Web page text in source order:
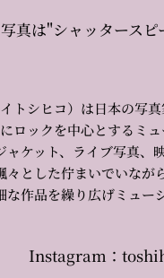
真は"シャッタース
トシヒコ）は日本の写
ロックを中心とするミ
ャケット、ライブ写真、
々とした佇まいでいなが
な作品を繰り広げミュー
Instagram：